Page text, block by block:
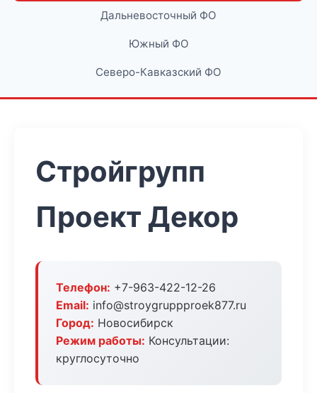
Дальневосточный ФО
Южный ФО
Северо-Кавказский ФО
Стройгрупп
Проект Декор
Телефон: +7-963-422-12-26
Email: info@stroygruppproek877.ru
Город: Новосибирск
Режим работы: Консультации:
круглосуточно